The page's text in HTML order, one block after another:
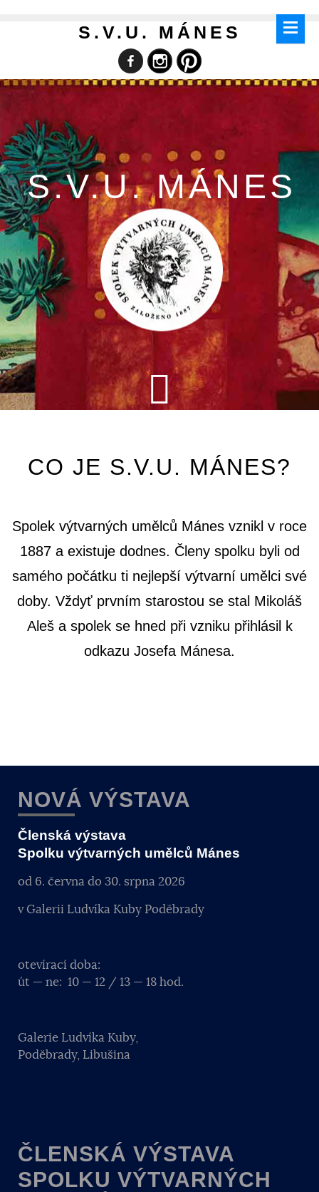
S.V.U. MÁNES
S.V.U. MÁNES
CO JE S.V.U. MÁNES?
Spolek výtvarných umělců Mánes vznikl v roce
1887 a existuje dodnes. Členy spolku byli od
samého počátku ti nejlepší výtvarní umělci své
doby. Vždyť prvním starostou se stal Mikoláš
Aleš a spolek se hned při vzniku přihlásil k
odkazu Josefa Mánesa.
NOVÁ VÝSTAVA
Členská výstava
Spolku výtvarných umělců Mánes
od 6. června do 30. srpna 2026
v Galerii Ludvíka Kuby Poděbrady
otevírací doba:
út — ne: 10 — 12 / 13 — 18 hod.
Galerie Ludvíka Kuby,
Poděbrady, Libušina
ČLENSKÁ VÝSTAVA
SPOLKU VÝTVARNÝCH